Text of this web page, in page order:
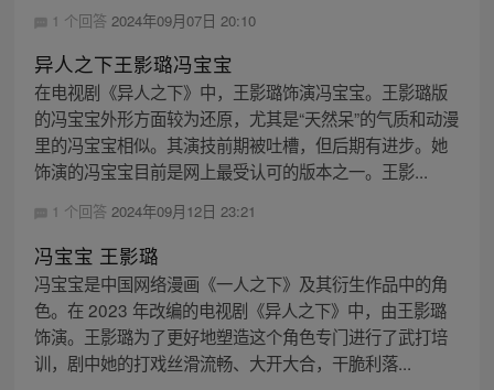
1 个回答 2024年09月07日 20:10
异人之下王影璐冯宝宝
在电视剧《异人之下》中，王影璐饰演冯宝宝。王影璐版
的冯宝宝外形方面较为还原，尤其是“天然呆”的气质和动漫
里的冯宝宝相似。其演技前期被吐槽，但后期有进步。她
饰演的冯宝宝目前是网上最受认可的版本之一。王影...
1 个回答 2024年09月12日 23:21
冯宝宝 王影璐
冯宝宝是中国网络漫画《一人之下》及其衍生作品中的角
色。在 2023 年改编的电视剧《异人之下》中，由王影璐
饰演。王影璐为了更好地塑造这个角色专门进行了武打培
训，剧中她的打戏丝滑流畅、大开大合，干脆利落...